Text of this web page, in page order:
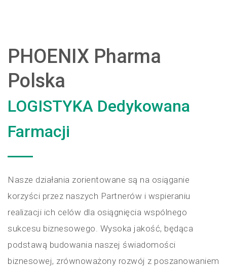
PHOENIX Pharma
Polska
LOGISTYKA Dedykowana
Farmacji
Nasze działania zorientowane są na osiąganie
korzyści przez naszych Partnerów i wspieraniu
realizacji ich celów dla osiągnięcia wspólnego
sukcesu biznesowego. Wysoka jakość, będąca
podstawą budowania naszej świadomości
biznesowej, zrównoważony rozwój z poszanowaniem